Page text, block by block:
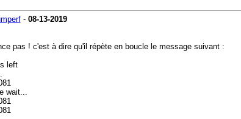
- 08-13-2019
pas ! c'est à dire qu'il répète en boucle le message suivant :
left
wait...